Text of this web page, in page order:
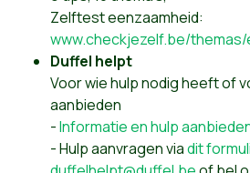
Zelftest eenzaamheid:
www.checkjezelf.be/themas/
Duffel helpt
Voor wie hulp nodig heeft of
aanbieden
-Informatie en hulp
- Hulp aanvragen viadit